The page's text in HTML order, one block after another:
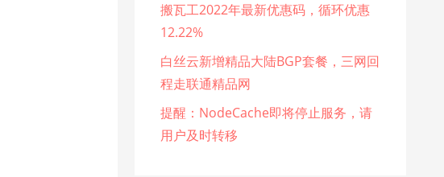
搬瓦工2022年最新优惠码，循环优惠
12.22%
白丝云新增精品大陆BGP套餐，三网回
程走联通精品网
提醒：NodeCache即将停止服务，请
用户及时转移